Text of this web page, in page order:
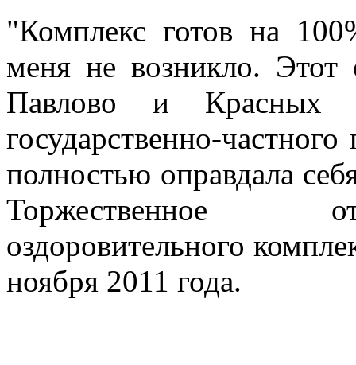
"Комплекс готов на
меня не возникло.
Павлово и Красных
государственно-
полностью оправдала
Торжественное
оздоровительного
ноября 2011 года.